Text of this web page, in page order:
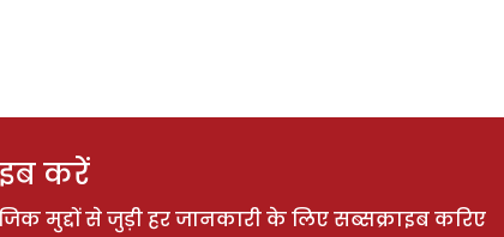
करें
मुद्दों से जुड़ी हर जानकारी के लिए सब्सक्राइब करिए